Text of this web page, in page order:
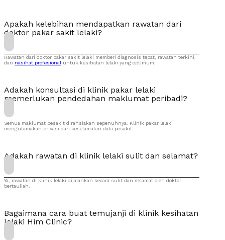
Apakah kelebihan mendapatkan rawatan dari
doktor pakar sakit lelaki?
Rawatan dari doktor pakar sakit lelaki memberi diagnosis tepat, rawatan terkini,
dan nasihat profesional untuk kesihatan lelaki yang optimum.
Adakah konsultasi di klinik pakar lelaki
memerlukan pendedahan maklumat peribadi?
Semua maklumat pesakit dirahsiakan sepenuhnya. Klinik pakar lelaki
mengutamakan privasi dan keselamatan data pesakit.
Adakah rawatan di klinik lelaki sulit dan selamat?
Ya, rawatan di klinik lelaki dijalankan secara sulit dan selamat oleh doktor
bertauliah.
Bagaimana cara buat temujanji di klinik kesihatan
lelaki Him Clinic?